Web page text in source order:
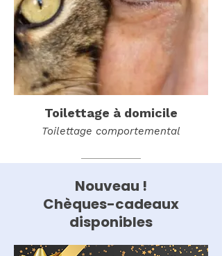
Toilettage à domicile
Toilettage comportemental
Nouveau !
Chèques-cadeaux
disponibles